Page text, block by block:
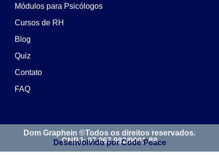
Módulos para Psicólogos
Cursos de RH
Blog
Quiz
Contato
FAQ
Dom Graphein ©Todos os direitos reservados.
CNPJ: 07.067.982/0001-88
Desenvolvido por Code Peace